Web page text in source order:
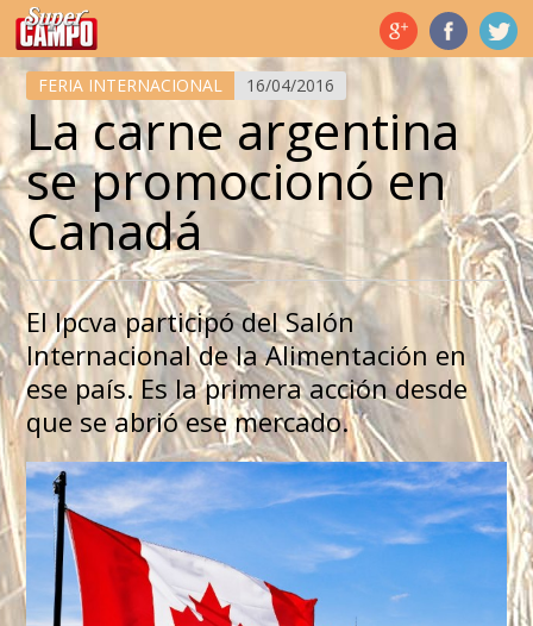
Temas de hoy
FERIA INTERNACIONAL 16/04/2016
La carne argentina
se promocionó en
Canadá
El Ipcva participó del Salón
Internacional de la Alimentación en
ese país. Es la primera acción desde
que se abrió ese mercado.